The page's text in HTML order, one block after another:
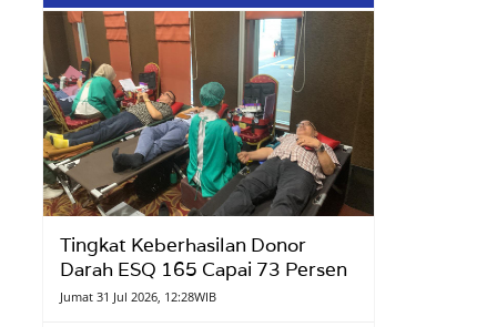
Tingkat Keberhasilan Donor
Darah ESQ 165 Capai 73 Persen
Jumat 31 Jul 2026, 12:28WIB